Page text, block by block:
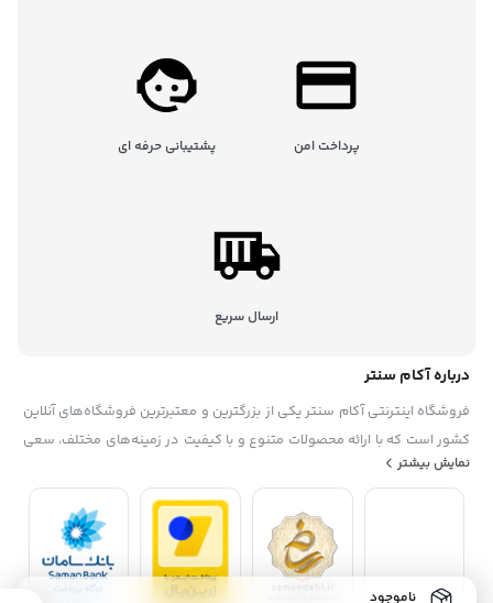
ناموجود
پرداخت امن پشتیبانی حرفه ای
ارسال سریع
درباره آکام سنتر
فروشگاه اینترنتی آکام سنتر یکی از بزرگترین و معتبرترین فروشگاه‌های آنلاین
کشور است که با ارائه محصولات متنوع و با کیفیت در زمینه‌های مختلف، سعی
تاسیس شده. آکام سنتر با همکاری با برندهای معروف داخلی و خارجی، گارانتی
و خدمات پس از فروش، تخفیف‌ها و جشنواره‌های منحصر به فرد، پشتیبانی
حرفه ای، به عنوان یک فروشگاه مطمئن و مورد اعتماد شناخته شده است. آکام
سنتر با هدف توسعه بازار خرید و فروش الکترونیکی و افزایش رضایت مشتریان،
نمایش بیشتر